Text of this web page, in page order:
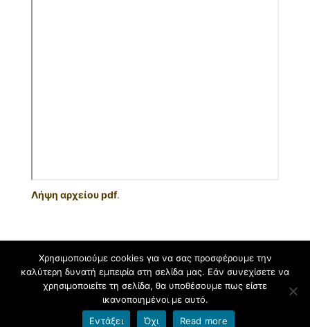
Λήψη αρχείου pdf.
Φιλοξενείται στο https://blogs.sch.gr
. Θέμα εμφάνισης Flat-sch.
Βασισμένο στοFlat
Χρησιμοποιούμε cookies για να σας προσφέρουμε την
καλύτερη δυνατή εμπειρία στη σελίδα μας. Εάν συνεχίσετε να
χρησιμοποιείτε τη σελίδα, θα υποθέσουμε πως είστε
ικανοποιημένοι με αυτό.
Εντάξει
Όχι Read more